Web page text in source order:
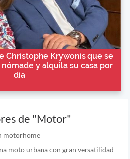
Christophe Krywonis que se
y alquila su casa por
día
de "Motor"
motorhome
moto urbana con gran versatilidad